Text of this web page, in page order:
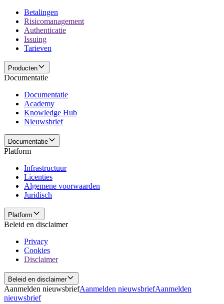
Betalingen
Risicomanagement
Authenticatie
Issuing
Tarieven
Producten
Documentatie
Documentatie
Academy
Knowledge Hub
Nieuwsbrief
Documentatie
Platform
Infrastructuur
Licenties
Algemene voorwaarden
Juridisch
Platform
Beleid en disclaimer
Privacy
Cookies
Disclaimer
Beleid en disclaimer
Aanmelden nieuwsbriefAanmelden nieuwsbriefAanmelden
nieuwsbrief